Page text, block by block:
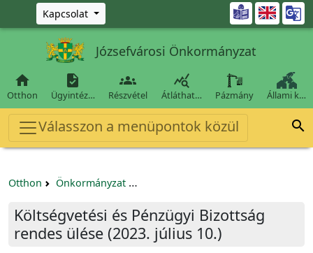
Ugrás a fő tartalomra
Kapcsolat 
Józsefvárosi Önkormányzat

Otthon

Ügyintéz…

Részvétel

Átláthat… Pázmány Állami k…
Válasszon a menüpontok közül 
Otthon Önkormányzat
Költségvetési és Pénzügyi Bizottság
rendes ülése (2023. július 10.)